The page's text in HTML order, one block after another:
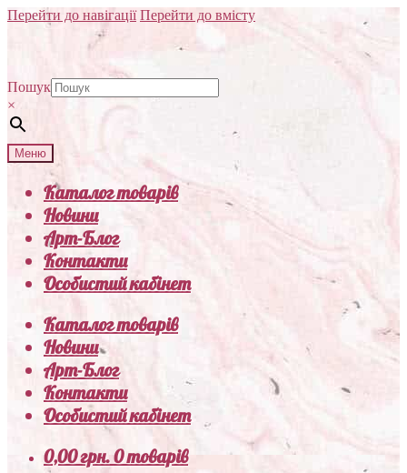
Перейти до навігації Перейти до вмісту
Пошук
×
Меню
Каталог товарів
Новини
Арт-Блог
Контакти
Особистий кабінет
Каталог товарів
Новини
Арт-Блог
Контакти
Особистий кабінет
0,00грн.0 товарів